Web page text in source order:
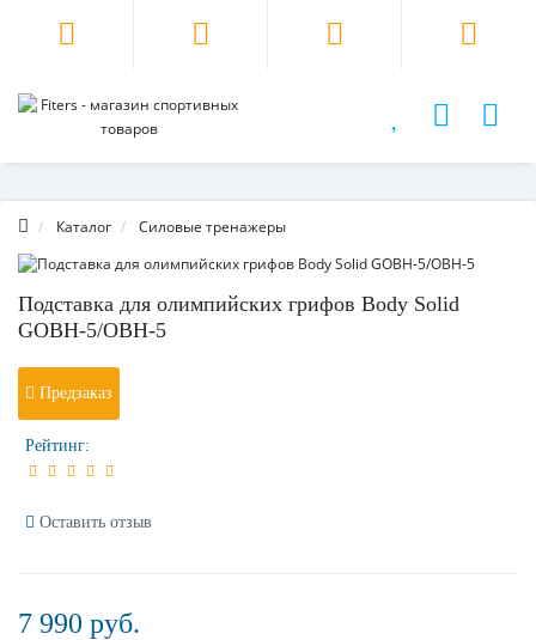
Каталог Силовые тренажеры
Подставка для олимпийских грифов Body Solid
GOBH-5/OBH-5
Предзаказ
Рейтинг:
Оставить отзыв
7 990 руб.